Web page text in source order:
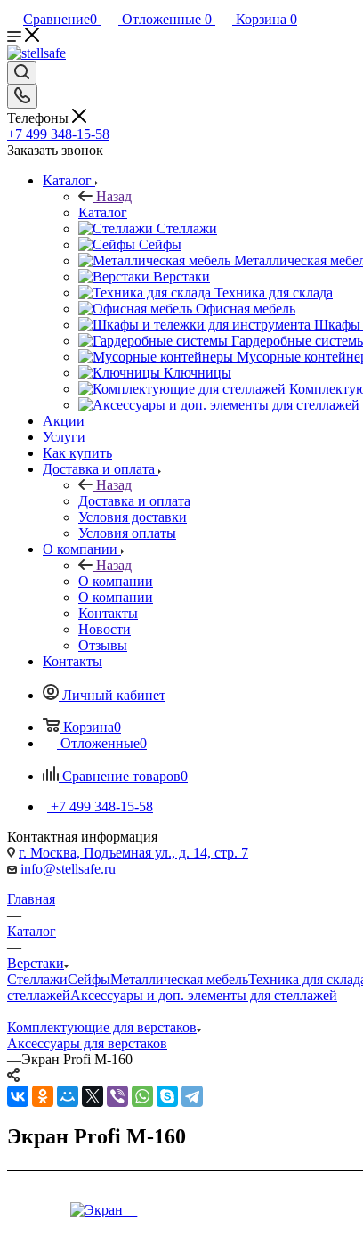
Сравнение0 Отложенные 0 Корзина 0
Телефоны
+7 499 348-15-58
Заказать звонок
Каталог
Назад
Каталог
Стеллажи
Сейфы
Металлическая
Верстаки
Техника для склада
Офисная мебель
Шкафы
Гардеробные
Мусорные
Ключницы
Акции
Услуги
Как купить
Доставка и оплата
Назад
Доставка и оплата
Условия доставки
Условия оплаты
О компании
Назад
О компании
О компании
Контакты
Новости
Отзывы
Контакты
Личный кабинет
Корзина0
Отложенные0
Сравнение товаров0
+7 499 348-15-58
Контактная информация
г. Москва, Подъемная ул., д. 14, стр. 7
info@stellsafe.ru
Главная
—
Каталог
—
Верстаки
СтеллажиСейфыМеталлическая мебельТехника для
стеллажейАксессуары и доп. элементы для стеллажей
—
Комплектующие для верстаков
Аксессуары для верстаков
—Экран Profi M-160
Экран Profi M-160